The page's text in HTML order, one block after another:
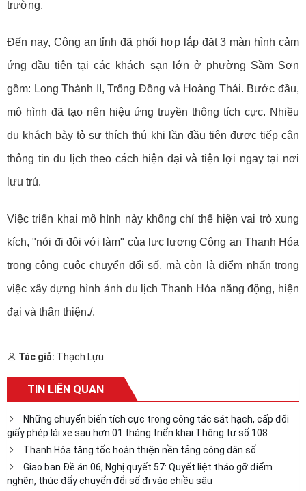
trường.
Đến nay, Công an tỉnh đã phối hợp lắp đặt 3 màn hình cảm
ứng đầu tiên tại các khách sạn lớn ở phường Sầm Sơn
gồm: Long Thành II, Trống Đồng và Hoàng Thái. Bước đầu,
mô hình đã tạo nên hiệu ứng truyền thông tích cực. Nhiều
du khách bày tỏ sự thích thú khi lần đầu tiên được tiếp cận
thông tin du lịch theo cách hiện đại và tiện lợi ngay tại nơi
lưu trú.
Việc triển khai mô hình này không chỉ thể hiện vai trò xung
kích, "nói đi đôi với làm" của lực lượng Công an Thanh Hóa
trong công cuộc chuyển đổi số, mà còn là điểm nhấn trong
việc xây dựng hình ảnh du lịch Thanh Hóa năng động, hiện
đại và thân thiện./.
Tác giả: Thạch Lựu
TIN LIÊN QUAN
Những chuyển biến tích cực trong công tác sát hạch, cấp đổi
giấy phép lái xe sau hơn 01 tháng triển khai Thông tư số 108
Thanh Hóa tăng tốc hoàn thiện nền tảng công dân số
Giao ban Đề án 06, Nghị quyết 57: Quyết liệt tháo gỡ điểm
nghẽn, thúc đẩy chuyển đổi số đi vào chiều sâu